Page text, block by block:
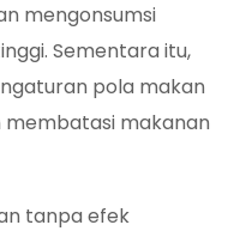
mengonsumsi
Sementara itu,
pola makan
makanan
tanpa efek